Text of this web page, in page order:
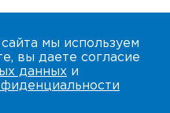
мы используем
вы даете согласие
данных и